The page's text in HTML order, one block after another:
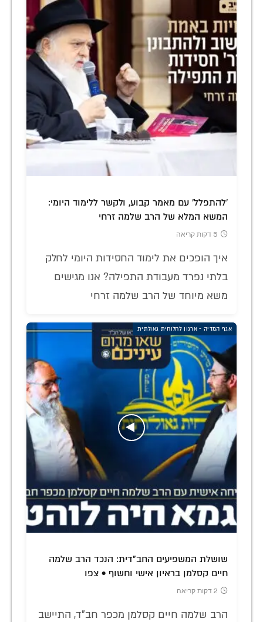
'להתפלל' עם מאמר קבוע, ולקשר ללימוד היומי:
המשא המלא של הרב שלמה זרחי
5 דקות קריאה
איך הופכים את לימוד החסידות היומי לחלק
בלתי נפרד מעבודת התפילה? אנו מגישים
משא מיוחד של הרב שלמה זרחי
אגף המדיה - ארגון לחלוחית גאולתית
שושלת המשפיעים החב"דית: הנכד הרב שלמה
חיים קסלמן בראיון אישי וחשוף • צפו
2 דקות קריאה
הרב שלמה חיים קסלמן מכפר חב"ד, התיישב